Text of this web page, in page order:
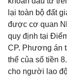
lại toàn bộ đất
được cơ quan
quy định tại
CP. Phương án
thể của số tiền
cho người lao